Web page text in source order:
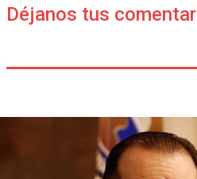
Déjanos tus